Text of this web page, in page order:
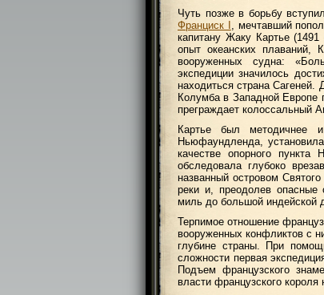
Чуть позже в борьбу
Франциск I , мечтавший
капитану Жаку Картье
опыт океанских
вооруженных судна:
экспедиции значилось
находиться страна Сагеней.
Колумба в Западной Европе
преграждает колоссальный
Картье был методичнее
Ньюфаундленда,
качестве опорного
обследовала глубоко
названный островом
реки и, преодолев опасные
миль до большой индейской
Терпимое отношение
вооруженных конфликтов с
глубине страны. При
сложности первая
Подъем французского
власти французского